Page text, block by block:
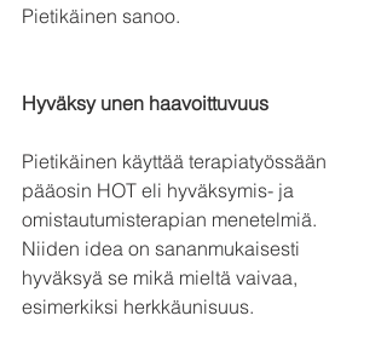
Pietikäinen sanoo.
Hyväksy unen haavoittuvuus
Pietikäinen käyttää terapiatyössään
pääosin HOT eli hyväksymis- ja
omistautumisterapian menetelmiä.
Niiden idea on sananmukaisesti
hyväksyä se mikä mieltä vaivaa,
esimerkiksi herkkäunisuus.